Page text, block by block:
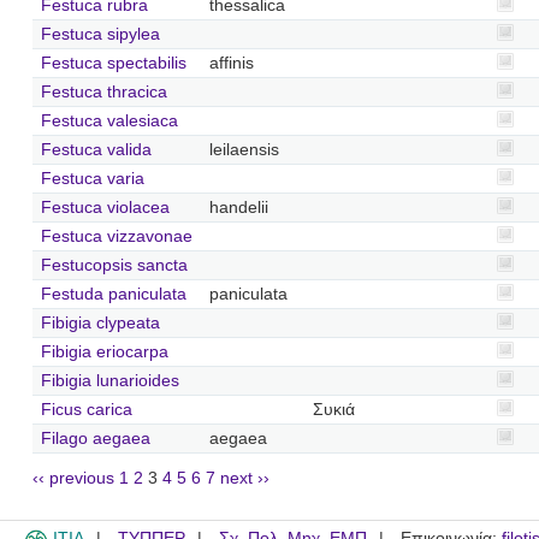
Festuca rubra
thessalica
Festuca sipylea
Festuca spectabilis
affinis
Festuca thracica
Festuca valesiaca
Festuca valida
leilaensis
Festuca varia
Festuca violacea
handelii
Festuca vizzavonae
Festucopsis sancta
Festuda paniculata
paniculata
Fibigia clypeata
Fibigia eriocarpa
Fibigia lunarioides
Ficus carica
Συκιά
Filago aegaea
aegaea
‹‹ previous 1 2 3 4 5 6 7 next ››